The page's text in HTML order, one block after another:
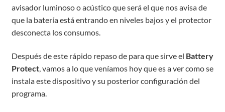
avisador luminoso o acústico que será el que nos avisa de
que la batería está entrando en niveles bajos y el protector
desconecta los consumos.
Después de este rápido repaso de para que sirve el Battery
Protect, vamos a lo que veníamos hoy que es a ver como se
instala este dispositivo y su posterior configuración del
programa.